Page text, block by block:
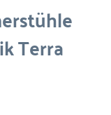
Terra